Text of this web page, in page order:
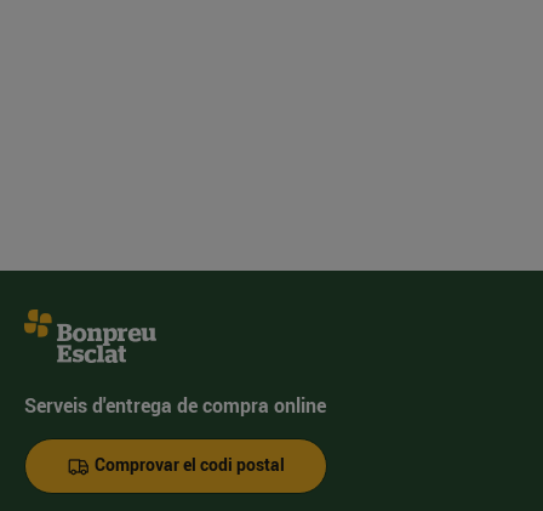
Serveis d'entrega de compra online
Comprovar el codi postal